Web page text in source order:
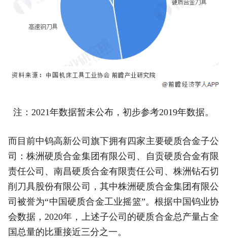
注：2021年数据暂未公布，初步参考2019年数据。
而目前中钨高新公司旗下拥有四家主要硬质合金子公
司：株洲硬质合金集团有限公司、自贡硬质合金有限
责任公司、南昌硬质合金有限责任公司、株洲钻石切
削刀具股份有限公司，其中株洲硬质合金集团有限公
司被誉为“中国硬质合金工业摇篮”。根据中国钨业协
会数据，2020年，上述子公司的硬质合金总产量占全
国总量的比重接近三分之一。